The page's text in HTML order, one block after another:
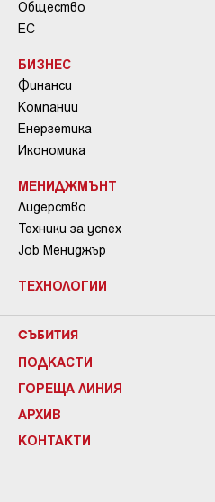
Общество
ЕС
БИЗНЕС
Финанси
Компании
Енергетика
Икономика
МЕНИДЖМЪНТ
Лидерство
Техники за успех
Job Мениджър
ТЕХНОЛОГИИ
СЪБИТИЯ
ПОДКАСТИ
ГОРЕЩА ЛИНИЯ
АРХИВ
КОНТАКТИ